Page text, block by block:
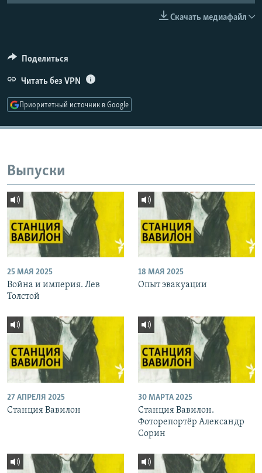
СОЦИАЛЬНЫЕ СЕТИ
Скачать медиафайл
Поделиться
Читать без VPN
Приоритетный источник в Google
Выпуски
25 МАЯ 2025
Война и империя. Лев
Толстой
18 МАЯ 2025
Опыт эвакуации
27 АПРЕЛЯ 2025
Станция Вавилон
30 МАРТА 2025
Станция Вавилон.
Фоторепортёр Александр
Сорин